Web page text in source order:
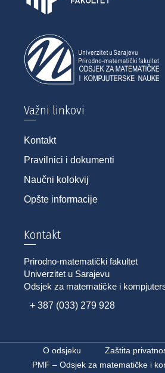
Važni linkovi
Kontakt
Pravilnici i dokumenti
Naučni kolokvij
Opšte informacije
Kontakt
Prirodno-matematički fakultet
Univerzitet u Sarajevu
Odsjek za matematičke i
+ 387 (033) 279 928
O odsjeku Zaštita
PMF – Odsjek za matematičke i